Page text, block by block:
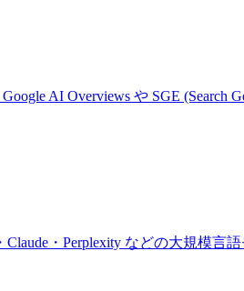
AI Overviews や SGE (Search
・Perplexity などの大規模言